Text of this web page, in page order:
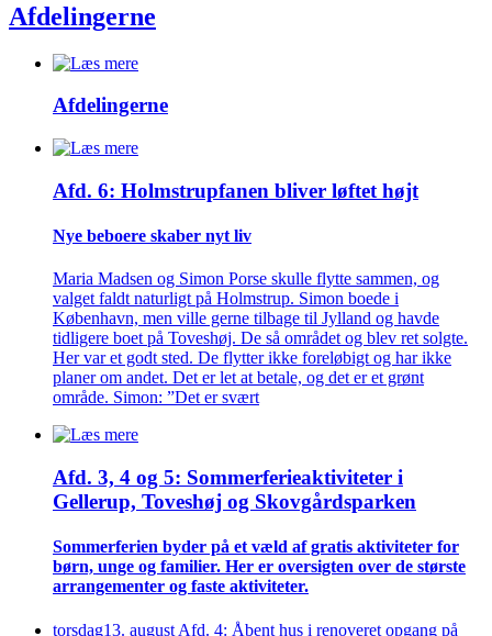
Afdelingerne
Afdelingerne
Afd. 6: Holmstrupfanen bliver løftet højt
Nye beboere skaber nyt liv
Maria Madsen og Simon Porse skulle flytte sammen, og
valget faldt naturligt på Holmstrup. Simon boede i
København, men ville gerne tilbage til Jylland og havde
tidligere boet på Toveshøj. De så området og blev ret solgte.
Her var et godt sted. De flytter ikke foreløbigt og har ikke
planer om andet. Det er let at betale, og det er et grønt
område. Simon: ”Det er svært
Afd. 3, 4 og 5: Sommer­ferie­aktiviteter i
Gellerup, Toveshøj og Skovgårds­parken
Sommer­ferien byder på et væld af gratis aktiviteter for
børn, unge og familier. Her er oversigten over de største
arrangementer og faste aktiviteter.
torsdag13. august Afd. 4: Åbent hus i renoveret opgang på